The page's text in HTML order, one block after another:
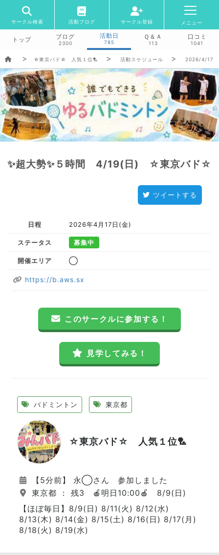
サークル検索 活動ブログ サークル登録 メニュー
トップ ブログ
2300
活動日
785
Ｑ＆Ａ
113
口コミ
1041
☆東京バド☆ 人気１位🏸 活動スケジュール 2026/4/17(
✨超大勢✨５時間 4/19(日) ☆東京バド☆
ツイートする
日程 2026年4月17日(金)
ステータス 募集中
開催エリア ◯
https://b.aws.sx
このサークルに参加する！
見学してみる！
バドミントン 東京都
☆東京バド☆ 人気１位🏸
【5分前】 永◯さん 参加しました
東京都 ： 残3 🍎明日10:00🍎 8/9(日)
【ほぼ毎日】8/9(日) 8/11(火) 8/12(水)
8/13(木) 8/14(金) 8/15(土) 8/16(日) 8/17(月)
8/18(火) 8/19(水)